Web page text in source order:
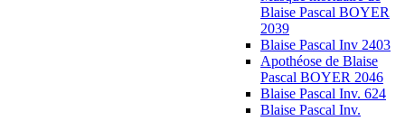
Blaise Pascal BOYER
2039
Blaise Pascal Inv 2403
Apothéose de Blaise
Pascal BOYER 2046
Blaise Pascal Inv. 624
Blaise Pascal Inv.